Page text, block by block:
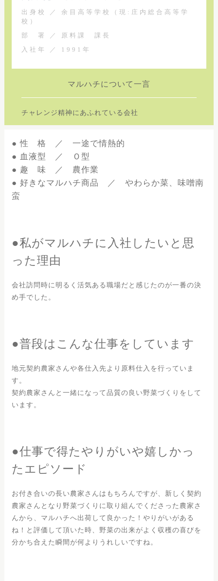
出身校 ／ 余目高等学校（現:庄内総合高等学
校）
部 署 ／ 原料課 課長
入社年 ／ 1991年
マルハチについて一言
チャレンジ精神にあふれている会社
● 性 格 ／ 一途で情熱的
● 血液型 ／ Ｏ型
● 趣 味 ／ 農作業
● 好きなマルハチ商品 ／ やわらか菜、味噌南
蛮
●私がマルハチに入社したいと思
った理由
会社訪問時に明るく活気ある職場だと感じたのが一番の決
め手でした。
●普段はこんな仕事をしています
地元契約農家さんや各仕入先より原料仕入を行っていま
す。
契約農家さんと一緒になって品質の良い野菜づくりをして
います。
●仕事で得たやりがいや嬉しかっ
たエピソード
お付き合いの長い農家さんはもちろんですが、新しく契約
農家さんとなり野菜づくりに取り組んでくださった農家さ
んから、マルハチへ出荷して良かった！やりがいがある
ね！と評価して頂いた時、野菜の出来がよく収穫の喜びを
分かち合えた瞬間が何よりうれしいですね。